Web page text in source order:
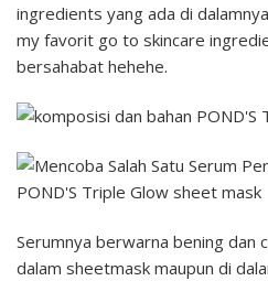
ingredients yang ada di
my favorit go to skincare
bersahabat hehehe.
Serumnya berwarna bening dan
dalam sheetmask maupun di